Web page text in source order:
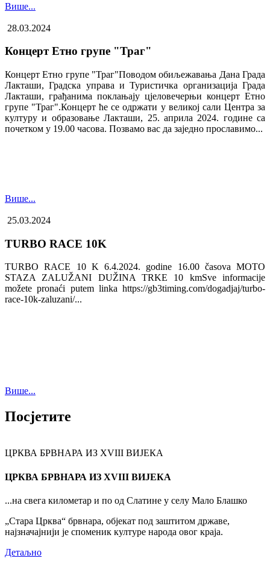
Више...
28.03.2024
Концерт Етно групе "Траг"
Концерт Етно групе "Траг"Поводом обиљежавања Дана Града
Лакташи, Градска управа и Туристичка организација Града
Лакташи, грађанима поклањају цјеловечерњи концерт Етно
групе "Траг".Концерт ће се одржати у великој сали Центра за
културу и образовање Лакташи, 25. априла 2024. године са
почетком у 19.00 часова. Позвамо вас да заједно прославимо...
Више...
25.03.2024
TURBO RACE 10K
TURBO RACE 10 K 6.4.2024. godine 16.00 časova MOTO
STAZA ZALUŽANI DUŽINA TRKE 10 kmSve informacije
možete pronaći putem linka https://gb3timing.com/dogadjaj/turbo-
race-10k-zaluzani/...
Више...
Посјетите
ЦРКВА БРВНАРА ИЗ XVIII ВИЈЕКА
ЦРКВА БРВНАРА ИЗ XVIII ВИЈЕКА
...на свега километар и по од Слатине у селу Мало Блашко
„Стара Црква“ брвнара, објекат под заштитом државе,
најзначајнији је споменик културе народа овог краја.
Детаљно